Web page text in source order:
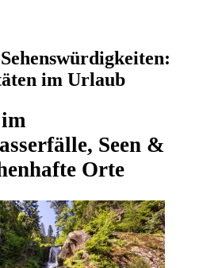
im Urlaub
Seen &
Orte